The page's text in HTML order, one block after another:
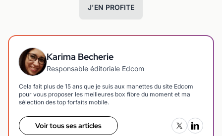
J'EN PROFITE
Karima Becherie
Responsable éditoriale Edcom
Cela fait plus de 15 ans que je suis aux manettes du site Edcom
pour vous proposer les meilleures box fibre du moment et ma
sélection des top forfaits mobile.
Voir tous ses articles